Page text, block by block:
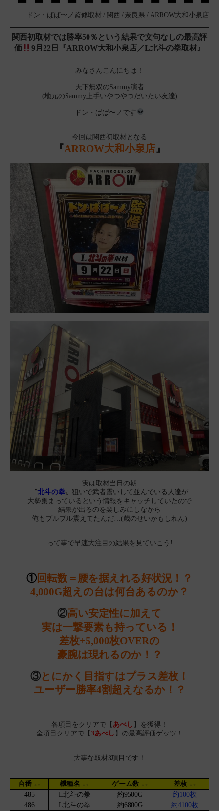
ドン・ぱぱ〜ノ監修取材 関西 奈良県 ARROW大和小泉店
関西初取材では勝率50％という結果で文句なしの最高評
価
9月22日『ARROW大和小泉店／L北斗の拳取材』
みなさんこんにちは！
天下無双のSammy演者
(地元のSammy上手いやつやつだいたい友達)
ドン・ぱぱ〜ノです
今回は関西初取材となる
『ARROW大和小泉店』
実は取材当日の朝
〝北斗の拳〟狙いで武者震いして並んでいる人達が
大勢集まっているという情報をキャッチしていたので
結果が出るのを楽しみにしながら
俺もブルブル震えてたんだ…(歳のせいかもしれん)
って事で早速大注目の結果を見ていこう!
①回転数＝腰を据えれる好状況！？
4,000G超えの台は何台あるのか？
②高い安定性に加えて
実は一撃要素も持っている！
差枚+5,000枚OVERの
豪腕は現れるのか！？
③とにかく目指すはプラス差枚！
ユーザー勝率4割超えなるか！？
各項目をクリアで【 あべし 】を獲得！
全項目クリアで【 3あべし 】の最高評価ゲッツ！
大事な取材3項目です！
台番 機種名 ゲーム数
差枚
485
L北斗の拳 約9500G
約100枚
486
L北斗の拳 約6800G
約4100枚